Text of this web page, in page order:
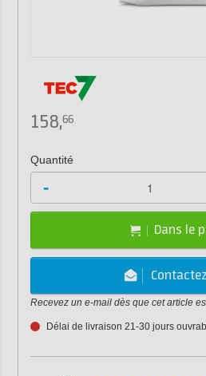
158,66
Quantité
-
Dans le
Recevez un e-mail dès que cet article
Délai de livraison 21-30 jours